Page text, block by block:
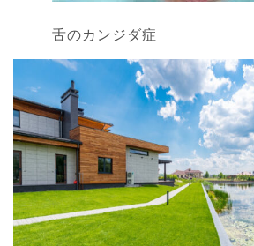
舌のカンジダ症